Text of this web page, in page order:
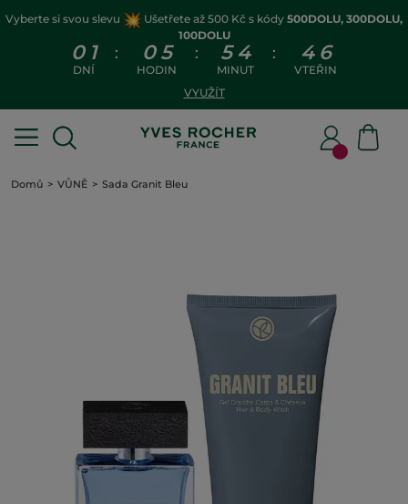
Vyberte si svou slevu Ušetřete až 500 Kč s kódy 500DOLU, 300DOLU,
100DOLU
0 1
DNÍ
: 0 5
HODIN
: 5 4
MINUT
: 4 5
VTEŘIN
VYUŽÍT
Domů VŮNĚ Sada Granit Bleu